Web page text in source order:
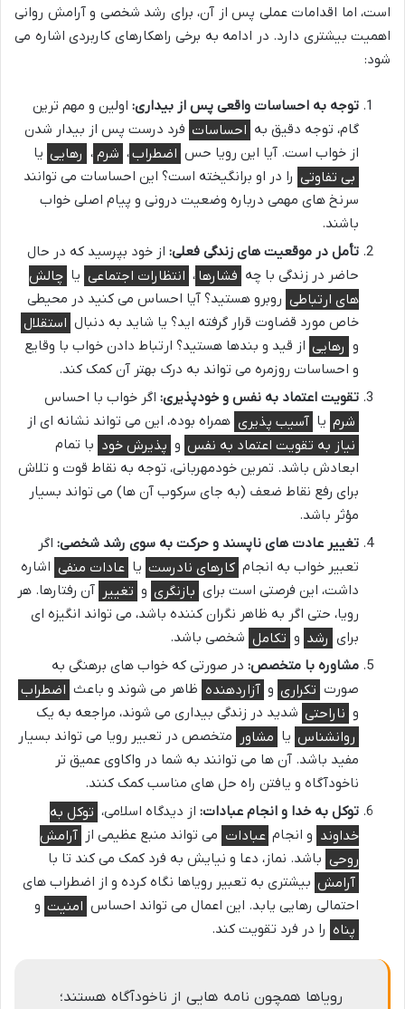
است، اما اقدامات عملی پس از آن، برای رشد شخصی و آرامش روانی
اهمیت بیشتری دارد. در ادامه به برخی راهکارهای کاربردی اشاره می
شود:
توجه به احساسات واقعی پس از بیداری: اولین و مهم ترین
گام، توجه دقیق به احساسات فرد درست پس از بیدار شدن
از خواب است. آیا این رویا حس اضطراب، شرم ، رهایی یا
بی تفاوتی را در او برانگیخته است؟ این احساسات می توانند
سرنخ های مهمی درباره وضعیت درونی و پیام اصلی خواب
باشند.
تأمل در موقعیت های زندگی فعلی: از خود بپرسید که در حال
حاضر در زندگی با چه فشارها ، انتظارات اجتماعی یا چالش
های ارتباطی روبرو هستید؟ آیا احساس می کنید در محیطی
خاص مورد قضاوت قرار گرفته اید؟ یا شاید به دنبال استقلال
و رهایی از قید و بندها هستید؟ ارتباط دادن خواب با وقایع
و احساسات روزمره می تواند به درک بهتر آن کمک کند.
تقویت اعتماد به نفس و خودپذیری: اگر خواب با احساس
شرم یا آسیب پذیری همراه بوده، این می تواند نشانه ای از
نیاز به تقویت اعتماد به نفس و پذیرش خود با تمام
ابعادش باشد. تمرین خودمهربانی، توجه به نقاط قوت و تلاش
برای رفع نقاط ضعف (به جای سرکوب آن ها) می تواند بسیار
مؤثر باشد.
تغییر عادت های ناپسند و حرکت به سوی رشد شخصی: اگر
تعبیر خواب به انجام کارهای نادرست یا عادات منفی اشاره
داشت، این فرصتی است برای بازنگری و تغییر آن رفتارها. هر
رویا، حتی اگر به ظاهر نگران کننده باشد، می تواند انگیزه ای
برای رشد و تکامل شخصی باشد.
مشاوره با متخصص: در صورتی که خواب های برهنگی به
صورت تکراری و آزاردهنده ظاهر می شوند و باعث اضطراب
و ناراحتی شدید در زندگی بیداری می شوند، مراجعه به یک
روانشناس یا مشاور متخصص در تعبیر رویا می تواند بسیار
مفید باشد. آن ها می توانند به شما در واکاوی عمیق تر
ناخودآگاه و یافتن راه حل های مناسب کمک کنند.
توکل به خدا و انجام عبادات: از دیدگاه اسلامی، توکل به
خداوند و انجام عبادات می تواند منبع عظیمی از آرامش
روحی باشد. نماز، دعا و نیایش به فرد کمک می کند تا با
آرامش بیشتری به تعبیر رویاها نگاه کرده و از اضطراب های
احتمالی رهایی یابد. این اعمال می تواند احساس امنیت و
پناه را در فرد تقویت کند.
رویاها همچون نامه هایی از ناخودآگاه هستند؛